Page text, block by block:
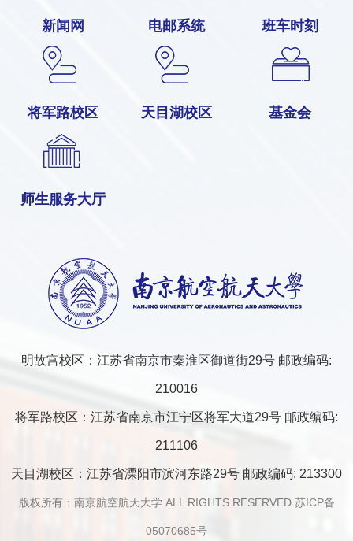
新闻网 电邮系统 班车时刻
将军路校区 天目湖校区 基金会
师生服务大厅
明故宫校区：江苏省南京市秦淮区御道街29号 邮政编码:
210016
将军路校区：江苏省南京市江宁区将军大道29号 邮政编码:
211106
天目湖校区：江苏省溧阳市滨河东路29号 邮政编码: 213300
版权所有：南京航空航天大学 ALL RIGHTS RESERVED 苏ICP备
05070685号